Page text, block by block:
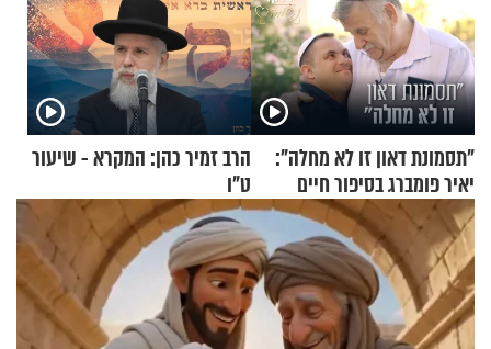
"תסמונת דאון זו לא מחלה":
יאיר פומברג בסיפור חיים
מעורר השראה
הרב זמיר כהן: המקרא - שיעור
ט"ו